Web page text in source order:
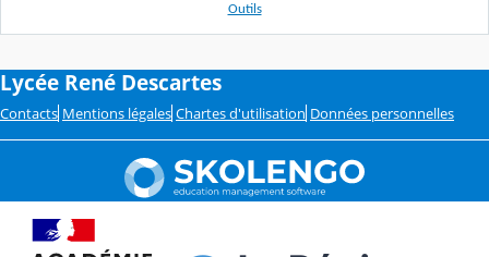
Outils
Lycée René Descartes
Contacts Mentions légales Chartes d'utilisation Données personnelles